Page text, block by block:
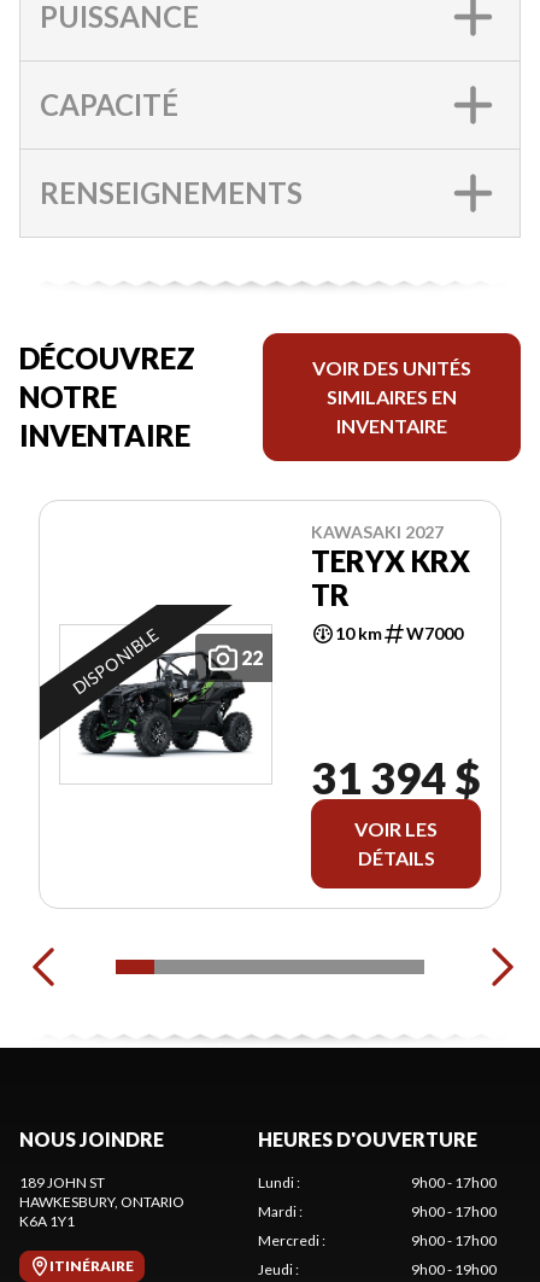
PUISSANCE
CAPACITÉ
RENSEIGNEMENTS
DÉCOUVREZ
NOTRE
INVENTAIRE
VOIR DES UNITÉS
SIMILAIRES EN
INVENTAIRE
22
DISPONIBLE
KAWASAKI 2027
TERYX KRX
TR
10 km W7000
31 394 $
VOIR LES
DÉTAILS
NOUS JOINDRE
189 JOHN ST
HAWKESBURY, ONTARIO
K6A 1Y1
ITINÉRAIRE
HEURES D'OUVERTURE
Lundi:
9h00 - 17h00
Mardi:
9h00 - 17h00
Mercredi:
9h00 - 17h00
Jeudi: 9h00 - 19h00